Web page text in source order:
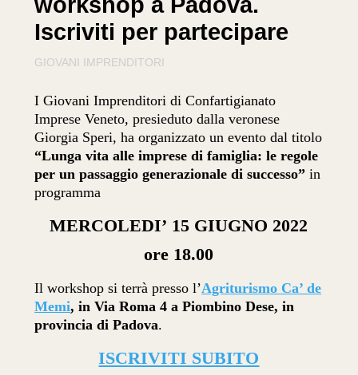
Iscriviti per partecipare
GIOVANI IMPRENDITORI
I Giovani Imprenditori di Confartigianato
Imprese Veneto, presieduto dalla veronese
Giorgia Speri, ha organizzato un evento dal titolo
“Lunga vita alle imprese di famiglia: le regole
per un passaggio generazionale di successo”in
programma
MERCOLEDI’ 15 GIUGNO 2022
ore 18.00
Il workshop si terrà presso l’Agriturismo Ca’ de
Memi, in Via Roma 4 a Piombino Dese, in
provincia di Padova.
ISCRIVITI SUBITO